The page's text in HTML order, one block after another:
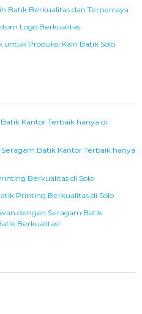
s
l
Batik Berkualitas dan Terpercaya
Logo Berkualitas
untuk Produksi Kain Batik Solo
Kantor Terbaik hanya di
Batik Kantor Terbaik hanya
Berkualitas di Solo
Printing Berkualitas di Solo
dengan Seragam Batik
Berkualitas!